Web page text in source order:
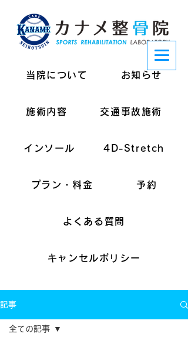
当院について お知らせ
施術内容 交通事故施術
インソール 4D-Stretch
プラン・料金 予約
よくある質問
キャンセルポリシー
記事
全ての記事